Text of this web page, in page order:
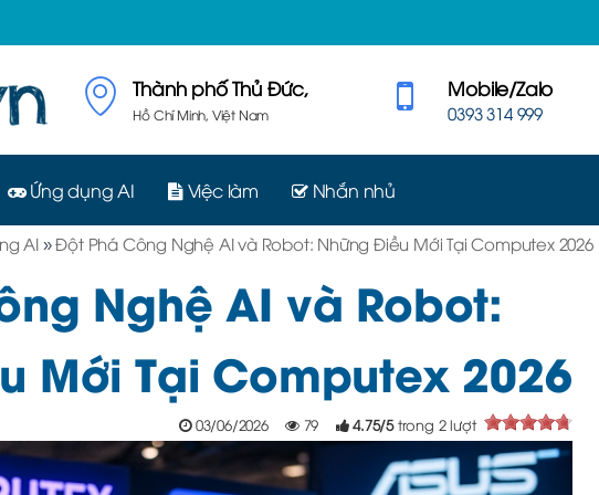
Thành phố Thủ Đức,
Hồ Chí Minh, Việt Nam
Mobile/Zalo
0393 314 999
Ứng dụng AI Việc làm Nhắn nhủ
AI »Đột Phá Công Nghệ AI và Robot: Những Điều Mới Tại Computex 2026
Nghệ AI và Robot:
Mới Tại Computex 2026
03/06/2026 79 4.75/5 trong 2lượt